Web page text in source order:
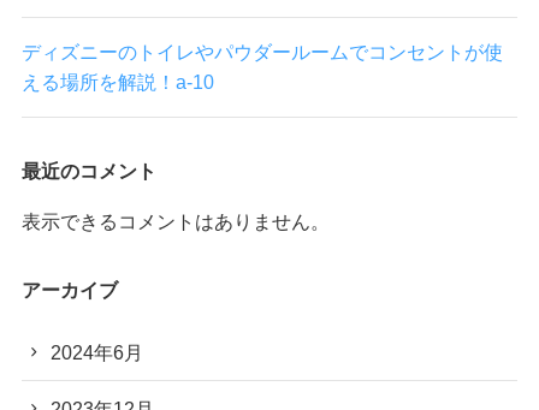
ディズニーのトイレやパウダールームでコンセントが使
える場所を解説！a-10
最近のコメント
表示できるコメントはありません。
アーカイブ
2024年6月